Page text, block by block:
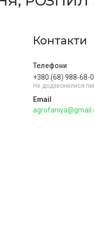
Контакти
+380 (68) 988-68-
Не додзвонилися